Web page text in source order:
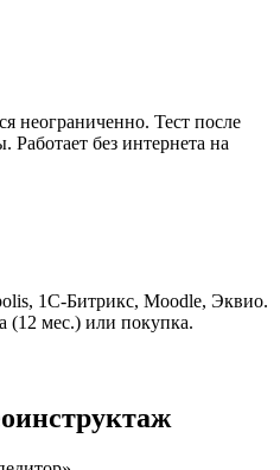
неограниченно. Тест после
Работает без интернета на
1С-Битрикс, Moodle, Эквио.
(12 мес.) или покупка.